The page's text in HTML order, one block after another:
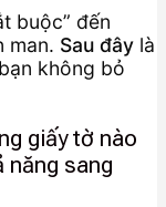
buộc” đến
man. Sau đây là
không bỏ
giấy tờ nào
năng sang